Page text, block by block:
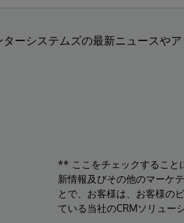
ターシステムズの最新ニュースや
** ここをチェックすること
新情報及びその他のマーケ
とで、お客様は、お客様の
ている当社のCRMソリュー